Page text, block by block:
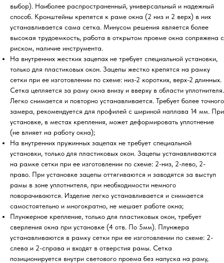
выбор). Наиболее распространенный, универсальный и надежный
способ. Кронштейны крепятся к раме окна (2 низ и 2 верх) в них
устанавливается сама сетка. Минусом решения является более
высокая трудоемкость, работа в открытом проеме окна сопряжена с
риском, наличие инструмента.
На внутренних жестких зацепах не требует специальной установки,
только для пластиковых окон. Зацепы жестко крепятся на рамку
сетки при ее изготовлении по схеме: низ-2 коротких, верх-2 длинных.
Сетка цепляется за раму окна внизу и вверху в области уплотнителя.
Легко снимается и повторно устанавливается. Требует более точного
замера, рекомендуется для профилей с шириной наплава 14 мм. При
установке, в местах крепления, может деформировать уплотнение
(не влияет на работу окна);
На внутренних пружинных зацепах не требует специальной
установки, только для пластиковых окон. Зацепы устанавливаются
на рамке сетки при ее изготовлении по схеме: 2-низ, 2-лево, 2-
право. При установке зацепы оттягиваются и заводятся за выступ
рамы в зоне уплотнителя, при необходимости немного
поворачиваются. Изделие легко устанавливается и снимается
самостоятельно и многократно, не мешает работе окна;
Плунжерное крепление, только для пластиковых окон, требует
сверления окна при установке (4 отв. По 5мм). Плунжера
устанавливаются в рамку сетки при ее изготовлении по схеме: 2-
слева и 2-справа и входят в отверстия рамы. Сетка
позиционируется внутри светового проема без напуска на раму,